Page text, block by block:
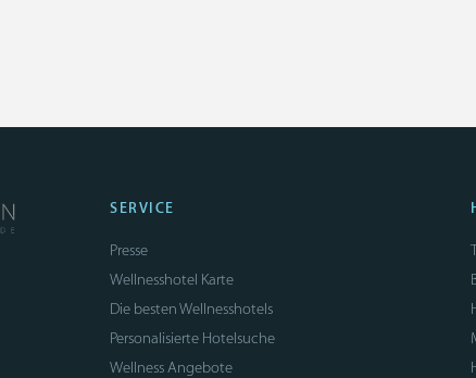
SERVICE
Presse
Wellnesshotel Karte
Die besten Wellnesshotels
Personalisierte Hotelsuche
Wellness Angebote